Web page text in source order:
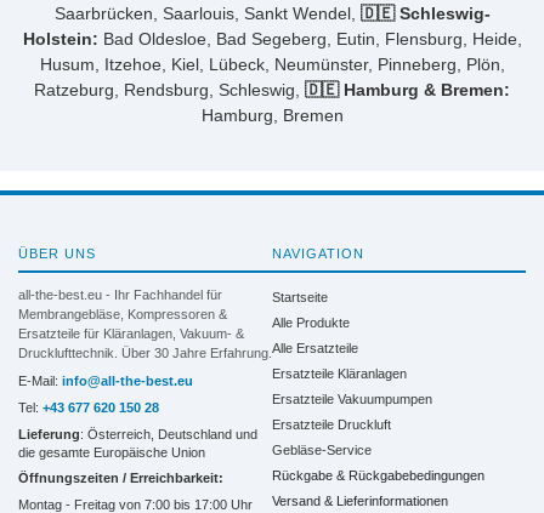
Saarbrücken, Saarlouis, Sankt Wendel, 🇩🇪 Schleswig-
Holstein: Bad Oldesloe, Bad Segeberg, Eutin, Flensburg, Heide,
Husum, Itzehoe, Kiel, Lübeck, Neumünster, Pinneberg, Plön,
Ratzeburg, Rendsburg, Schleswig, 🇩🇪 Hamburg & Bremen:
Hamburg, Bremen
ÜBER UNS
all-the-best.eu - Ihr Fachhandel für
Membrangebläse, Kompressoren &
Ersatzteile für Kläranlagen, Vakuum- &
Drucklufttechnik. Über 30 Jahre Erfahrung.
E-Mail: info@all-the-best.eu
Tel: +43 677 620 150 28
Lieferung: Österreich, Deutschland und
die gesamte Europäische Union
Öffnungszeiten / Erreichbarkeit:
Montag - Freitag von 7:00 bis 17:00 Uhr
NAVIGATION
Startseite
Alle Produkte
Alle Ersatzteile
Ersatzteile Kläranlagen
Ersatzteile Vakuumpumpen
Ersatzteile Druckluft
Gebläse-Service
Rückgabe & Rückgabebedingungen
Versand & Lieferinformationen